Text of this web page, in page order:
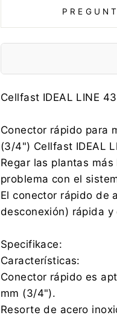
Fabricante:
Importador:
Cellfast IDEAL LINE
Conector rápido para
(3/4") Cellfast IDEAL
Regar las plantas
problema con el
El conector rápido de
desconexión) rápida
Specifikace:
Características:
Conector rápido es
mm (3/4").
Resorte de acero